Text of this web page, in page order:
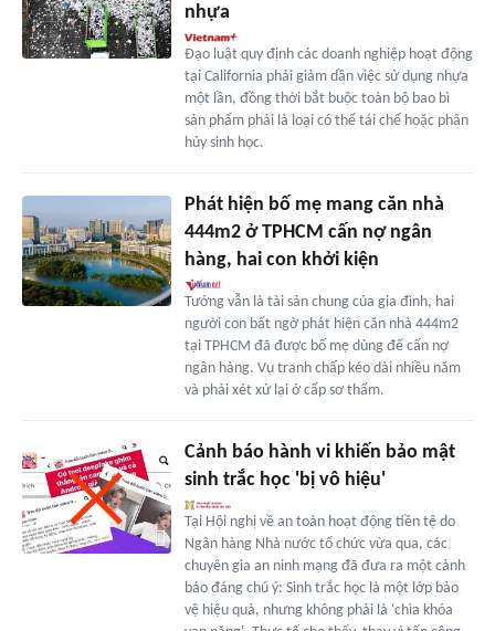
nhựa
Đạo luật quy định các doanh nghiệp hoạt động
tại California phải giảm dần việc sử dụng nhựa
một lần, đồng thời bắt buộc toàn bộ bao bì
sản phẩm phải là loại có thể tái chế hoặc phân
hủy sinh học.
Phát hiện bố mẹ mang căn nhà
444m2 ở TPHCM cấn nợ ngân
hàng, hai con khởi kiện
Tưởng vẫn là tài sản chung của gia đình, hai
người con bất ngờ phát hiện căn nhà 444m2
tại TPHCM đã được bố mẹ dùng để cấn nợ
ngân hàng. Vụ tranh chấp kéo dài nhiều năm
và phải xét xử lại ở cấp sơ thẩm.
Cảnh báo hành vi khiến bảo mật
sinh trắc học 'bị vô hiệu'
Tại Hội nghị về an toàn hoạt động tiền tệ do
Ngân hàng Nhà nước tổ chức vừa qua, các
chuyên gia an ninh mạng đã đưa ra một cảnh
báo đáng chú ý: Sinh trắc học là một lớp bảo
vệ hiệu quả, nhưng không phải là 'chìa khóa